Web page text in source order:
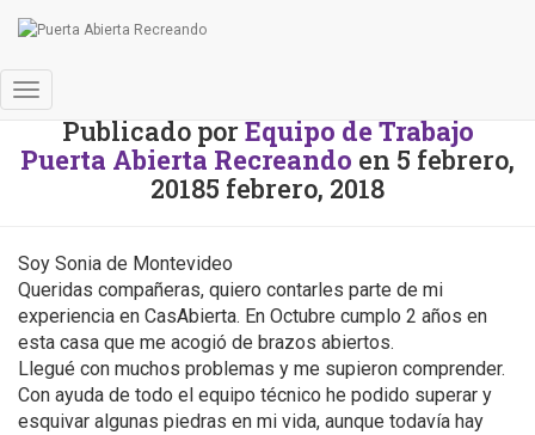
Cambiar
modo
de
Publicado porEquipo de Trabajo
Puerta Abierta Recreando en 5 febrero,
20185 febrero, 2018
Soy Sonia de Montevideo
Queridas compañeras, quiero contarles parte de mi
experiencia en CasAbierta. En Octubre cumplo 2 años en
esta casa que me acogió de brazos abiertos.
Llegué con muchos problemas y me supieron comprender.
Con ayuda de todo el equipo técnico he podido superar y
esquivar algunas piedras en mi vida, aunque todavía hay